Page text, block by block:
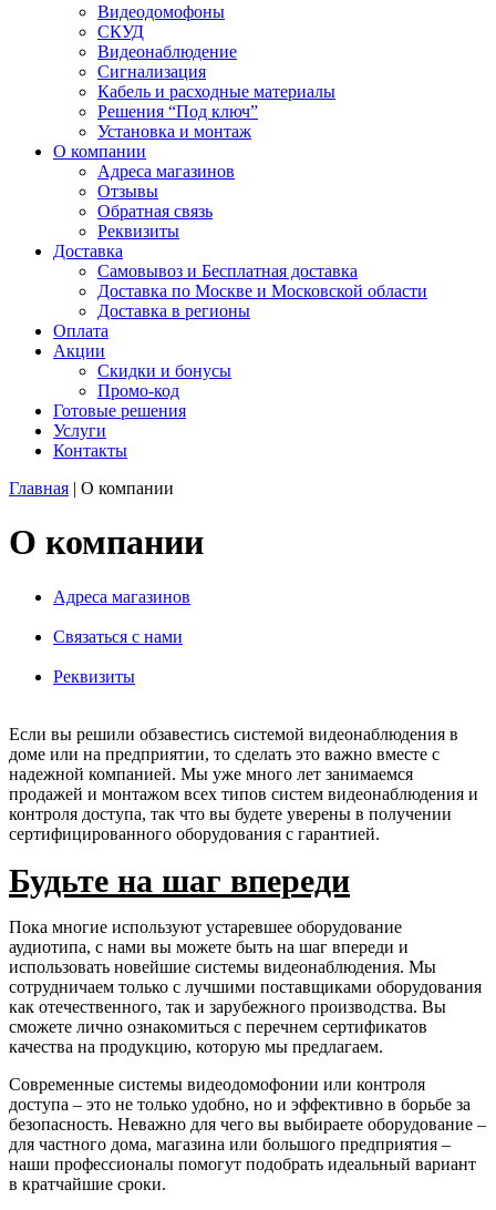
Видеодомофоны
СКУД
Видеонаблюдение
Сигнализация
Кабель и расходные материалы
Решения “Под ключ”
Установка и монтаж
О компании
Адреса магазинов
Отзывы
Обратная связь
Реквизиты
Доставка
Самовывоз и Бесплатная доставка
Доставка по Москве и Московской области
Доставка в регионы
Оплата
Акции
Скидки и бонусы
Промо-код
Готовые решения
Услуги
Контакты
Главная | О компании
О компании
Адреса магазинов
Связаться с нами
Реквизиты
Если вы решили обзавестись системой видеонаблюдения в
доме или на предприятии, то сделать это важно вместе с
надежной компанией. Мы уже много лет занимаемся
продажей и монтажом всех типов систем видеонаблюдения и
контроля доступа, так что вы будете уверены в получении
сертифицированного оборудования с гарантией.
Будьте на шаг впереди
Пока многие используют устаревшее оборудование
аудиотипа, с нами вы можете быть на шаг впереди и
использовать новейшие системы видеонаблюдения. Мы
сотрудничаем только с лучшими поставщиками оборудования
как отечественного, так и зарубежного производства. Вы
сможете лично ознакомиться с перечнем сертификатов
качества на продукцию, которую мы предлагаем.
Современные системы видеодомофонии или контроля
доступа – это не только удобно, но и эффективно в борьбе за
безопасность. Неважно для чего вы выбираете оборудование –
для частного дома, магазина или большого предприятия –
наши профессионалы помогут подобрать идеальный вариант
в кратчайшие сроки.